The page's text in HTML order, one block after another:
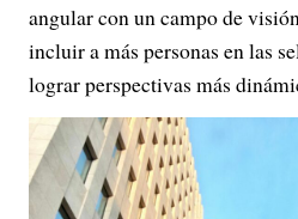
angular con un campo de
incluir a más personas en las
lograr perspectivas más